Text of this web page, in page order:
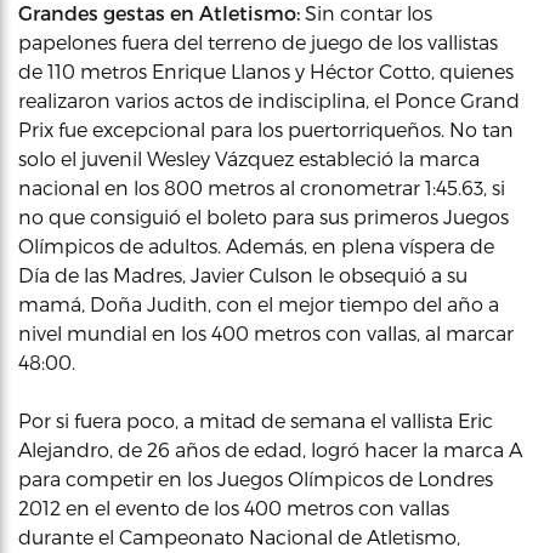
Grandes gestas en Atletismo: Sin contar los
papelones fuera del terreno de juego de los vallistas
de 110 metros Enrique Llanos y Héctor Cotto, quienes
realizaron varios actos de indisciplina, el Ponce Grand
Prix fue excepcional para los puertorriqueños. No tan
solo el juvenil Wesley Vázquez estableció la marca
nacional en los 800 metros al cronometrar 1:45.63, si
no que consiguió el boleto para sus primeros Juegos
Olímpicos de adultos. Además, en plena víspera de
Día de las Madres, Javier Culson le obsequió a su
mamá, Doña Judith, con el mejor tiempo del año a
nivel mundial en los 400 metros con vallas, al marcar
48:00.
Por si fuera poco, a mitad de semana el vallista Eric
Alejandro, de 26 años de edad, logró hacer la marca A
para competir en los Juegos Olímpicos de Londres
2012 en el evento de los 400 metros con vallas
durante el Campeonato Nacional de Atletismo,